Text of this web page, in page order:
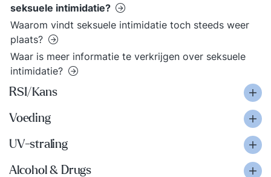
seksuele intimidatie?
Waarom vindt seksuele intimidatie toch steeds weer
plaats?
Waar is meer informatie te verkrijgen over seksuele
intimidatie?
RSI/Kans
Voeding
UV-straling
Alcohol & Drugs